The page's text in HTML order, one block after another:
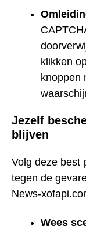
klikken
knoppen
Jezelf
blijven
Volg deze best
tegen de
News-
Wees